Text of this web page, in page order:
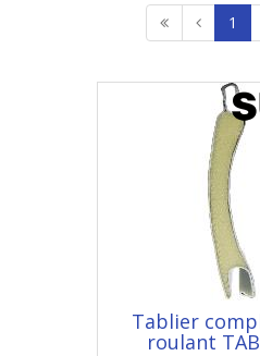
1
Tablier
roulant